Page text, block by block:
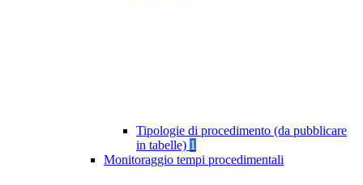
Tipologie di procedimento (da pubblicare
in tabelle) 1
Monitoraggio tempi procedimentali